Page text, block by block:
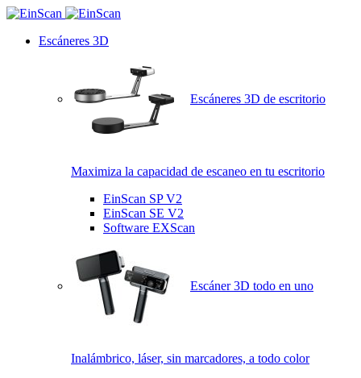
Escáneres 3D
Escáneres 3D de escritorio
Maximiza la capacidad de escaneo en tu escritorio
EinScan SP V2
EinScan SE V2
Software EXScan
Escáner 3D todo en uno
Inalámbrico, láser, sin marcadores, a todo color